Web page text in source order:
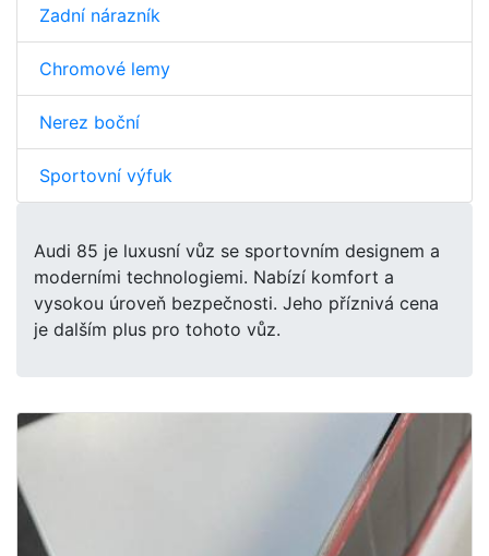
Zadní nárazník
Chromové lemy
Nerez boční
Sportovní výfuk
Audi 85 je luxusní vůz se sportovním designem a
moderními technologiemi. Nabízí komfort a
vysokou úroveň bezpečnosti. Jeho příznivá cena
je dalším plus pro tohoto vůz.